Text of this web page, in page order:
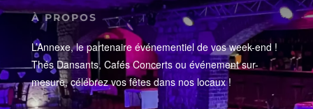
À PROPOS
L’Annexe, le partenaire événementiel de vos week-end !
Thés Dansants, Cafés Concerts ou événement sur-
mesure, célébrez vos fêtes dans nos locaux !